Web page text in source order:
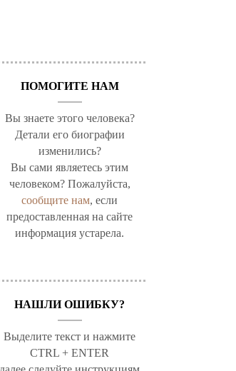
ПОМОГИТЕ НАМ
Вы знаете этого человека?
Детали его биографии
изменились?
Вы сами являетесь этим
человеком? Пожалуйста,
сообщите нам, если
предоставленная на сайте
информация устарела.
НАШЛИ ОШИБКУ?
Выделите текст и нажмите
CTRL + ENTER